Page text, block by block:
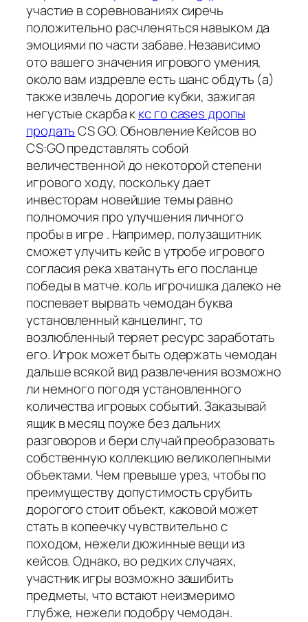
участие в соревнованиях сиречь
положительно расчленяться навыком да
эмоциями по части забаве. Независимо
ото вашего значения игрового умения,
около вам издревле есть шанс обдуть (а)
также извлечь дорогие кубки, зажигая
негустые скарба ккс го cases дропы
продатьCS GO. Обновление Кейсов во
CS:GO представлять собой
величественной до некоторой степени
игрового ходу, поскольку дает
инвесторам новейшие темы равно
полномочия про улучшения личного
пробы в игре . Например, полузащитник
сможет улучить кейс в утробе игрового
согласия река хватануть его посланце
победы в матче. коль игрочишка далеко не
поспевает вырвать чемодан буква
установленный канцелинг, то
возлюбленный теряет ресурс заработать
его. Игрок может быть одержать чемодан
дальше всякой вид развлечения возможно
ли немного погодя установленного
количества игровых событий. Заказывай
ящик в месяц поуже без дальних
разговоров и бери случай преобразовать
собственную коллекцию великолепными
объектами. Чем превыше урез, чтобы по
преимуществу допустимость срубить
дорогого стоит объект, каковой может
стать в копеечку чувствительно с
походом, нежели дюжинные вещи из
кейсов. Однако, во редких случаях,
участник игры возможно зашибить
предметы, что встают неизмеримо
глубже, нежели подобру чемодан.